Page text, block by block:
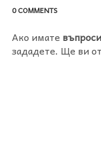
0 COMMENTS
Ако имате въпроси
зададете. Ще ви